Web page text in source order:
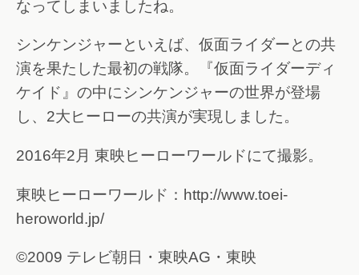
なってしまいましたね。
シンケンジャーといえば、仮面ライダーとの共
演を果たした最初の戦隊。『仮面ライダーディ
ケイド』の中にシンケンジャーの世界が登場
し、2大ヒーローの共演が実現しました。
2016年2月 東映ヒーローワールドにて撮影。
東映ヒーローワールド：http://www.toei-
heroworld.jp/
©2009 テレビ朝日・東映AG・東映